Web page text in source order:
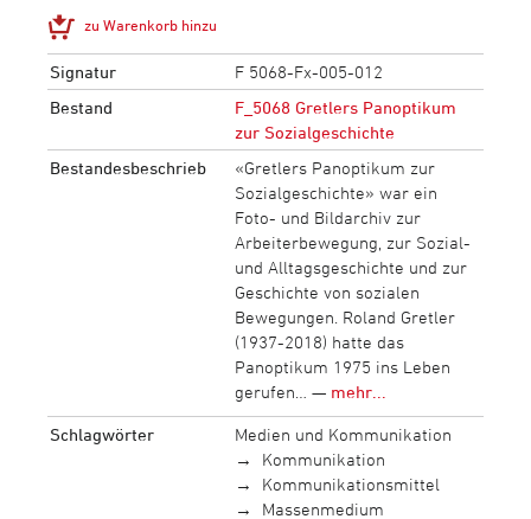
zu Warenkorb hinzu
Signatur
F 5068-Fx-005-012
Bestand
F_5068 Gretlers Panoptikum
zur Sozialgeschichte
Bestandesbeschrieb
«Gretlers Panoptikum zur
Sozialgeschichte» war ein
Foto- und Bildarchiv zur
Arbeiterbewegung, zur Sozial-
und Alltagsgeschichte und zur
Geschichte von sozialen
Bewegungen. Roland Gretler
(1937-2018) hatte das
Panoptikum 1975 ins Leben
gerufen… — mehr...
Schlagwörter
Medien und Kommunikation
Kommunikation
Kommunikationsmittel
Massenmedium